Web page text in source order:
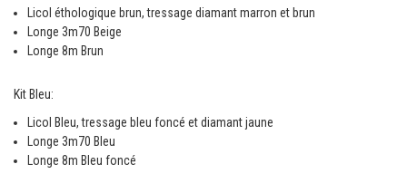
Licol éthologique brun, tressage diamant marron et brun
Longe 3m70 Beige
Longe 8m Brun
Kit Bleu:
Licol Bleu, tressage bleu foncé et diamant jaune
Longe 3m70 Bleu
Longe 8m Bleu foncé